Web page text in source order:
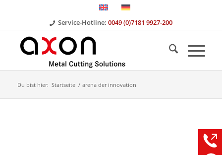
Service-Hotline:0049 (0)7181 9927-200
Du bist hier: Startseite / arena der innovation